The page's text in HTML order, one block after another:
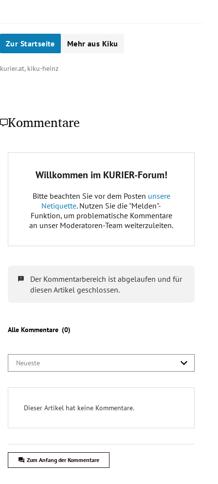
Zur Startseite Mehr aus Kiku
kurier.at, kiku-heinz
Kommentare